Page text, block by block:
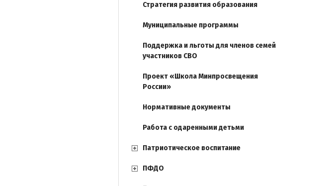
Стратегия развития образования
Муниципальные программы
Поддержка и льготы для членов семей
участников СВО
Проект «Школа Минпросвещения
России»
Нормативные документы
Работа с одаренными детьми
Патриотическое воспитание
ПФДО